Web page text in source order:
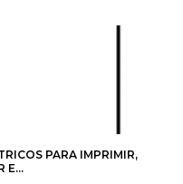
PARA IMPRIMIR,
E...